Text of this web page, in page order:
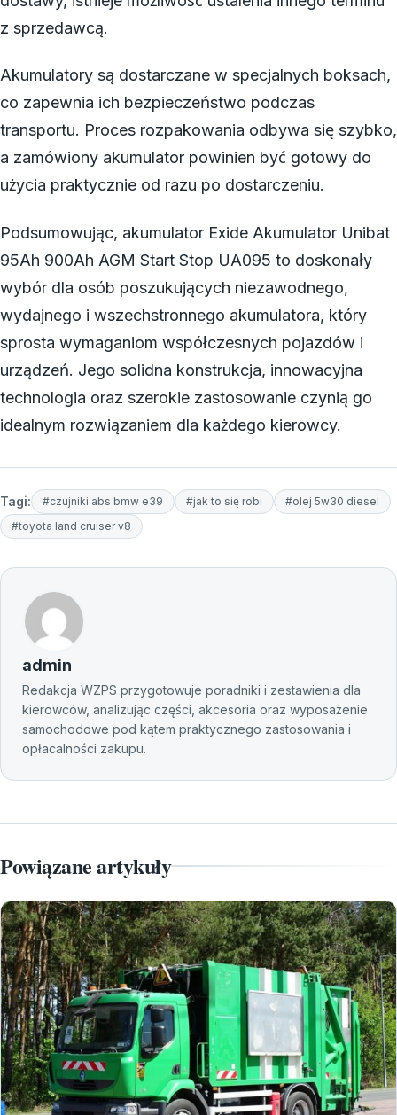
z sprzedawcą.
Akumulatory są dostarczane w specjalnych boksach,
co zapewnia ich bezpieczeństwo podczas
transportu. Proces rozpakowania odbywa się szybko,
a zamówiony akumulator powinien być gotowy do
użycia praktycznie od razu po dostarczeniu.
Podsumowując, akumulator Exide Akumulator Unibat
95Ah 900Ah AGM Start Stop UA095 to doskonały
wybór dla osób poszukujących niezawodnego,
wydajnego i wszechstronnego akumulatora, który
sprosta wymaganiom współczesnych pojazdów i
urządzeń. Jego solidna konstrukcja, innowacyjna
technologia oraz szerokie zastosowanie czynią go
idealnym rozwiązaniem dla każdego kierowcy.
Tagi: #czujniki abs bmw e39 #jak to się robi
#olej 5w30 diesel
#toyota land cruiser v8
admin
Redakcja WZPS przygotowuje poradniki i zestawienia dla
kierowców, analizując części, akcesoria oraz wyposażenie
samochodowe pod kątem praktycznego zastosowania i
opłacalności zakupu.
Powiązane artykuły